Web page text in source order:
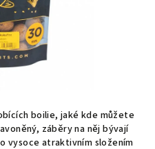
boilie, jaké kde můžete
záběry na něj bývají
vysoce atraktivním složením